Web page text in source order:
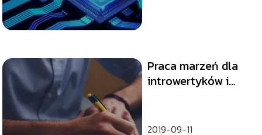
Praca marzeń dla
introwertyków i
2019-09-11